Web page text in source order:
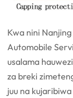
Kwa nini
Automobile
usalama
za breki
juu na